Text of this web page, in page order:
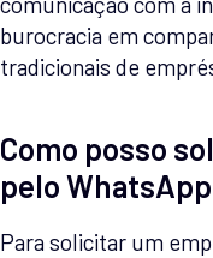
burocracia em
tradicionais de
Como posso
pelo
Para solicitar um